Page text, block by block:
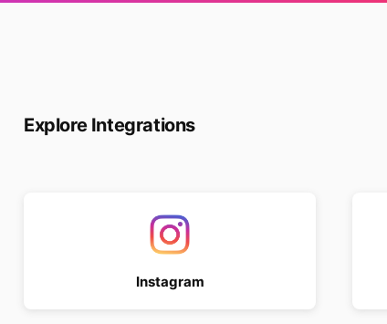
Explore Integrations
Instagram